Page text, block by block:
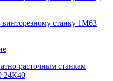
винторезному станку 1М63
расточным станкам
24К40